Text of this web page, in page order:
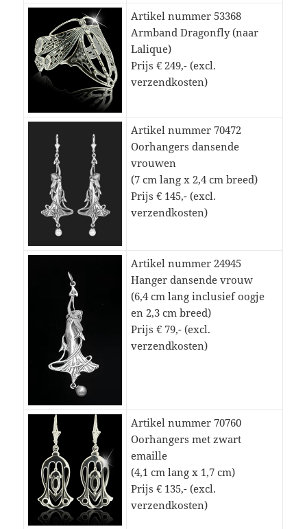
Artikel nummer 53368
Armband Dragonfly (naar
Lalique)
Prijs € 249,- (excl.
verzendkosten)
Artikel nummer 70472
Oorhangers dansende
vrouwen
(7 cm lang x 2,4 cm breed)
Prijs € 145,- (excl.
verzendkosten)
Artikel nummer 24945
Hanger dansende vrouw
(6,4 cm lang inclusief oogje
en 2,3 cm breed)
Prijs € 79,- (excl.
verzendkosten)
Artikel nummer 70760
Oorhangers met zwart
emaille
(4,1 cm lang x 1,7 cm)
Prijs € 135,- (excl.
verzendkosten)